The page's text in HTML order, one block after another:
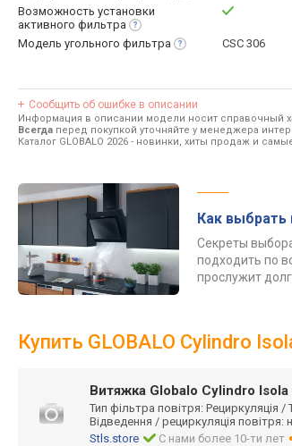
Возможность установки
активного фильтра
Модель угольного фильтра CSC 306
Сообщить об ошибке в описании
Информация в описании модели носит справочный
Всегда перед покупкой уточняйте у менеджера
Каталог GLOBALO 2026 - новинки, хиты продаж и
Как
Секреты
подходить по
прослужит
Купить GLOBALO Cylindro
Витяжка Globalo Cylindro Isola
Тип фільтра повітря: Рециркуляція
Відведення / рециркуляція повітря:
Stls.store
С нами более 10-ти лет